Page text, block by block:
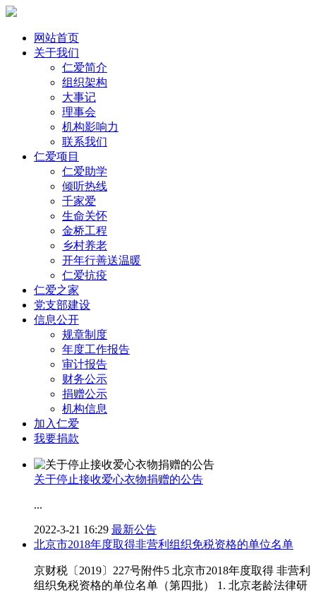
网站首页
关于我们
仁爱简介
组织架构
大事记
理事会
机构影响力
联系我们
仁爱项目
仁爱助学
倾听热线
千家爱
生命关怀
金桥工程
乡村养老
开年行善送温暖
仁爱抗疫
仁爱之家
党支部建设
信息公开
规章制度
年度工作报告
审计报告
财务公示
捐赠公示
机构信息
加入仁爱
我要捐款
关于停止接收爱心衣物捐赠的公告
...
2022-3-21 16:29 最新公告
北京市2018年度取得非营利组织免税资格的单位名单
京财税〔2019〕227号附件5 北京市2018年度取得 非营利
组织免税资格的单位名单（第四批） 1. 北京老龄法律研